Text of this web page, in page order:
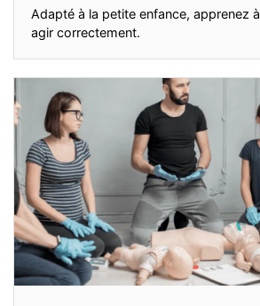
Adapté à la petite enfance, apprenez
agir correctement.